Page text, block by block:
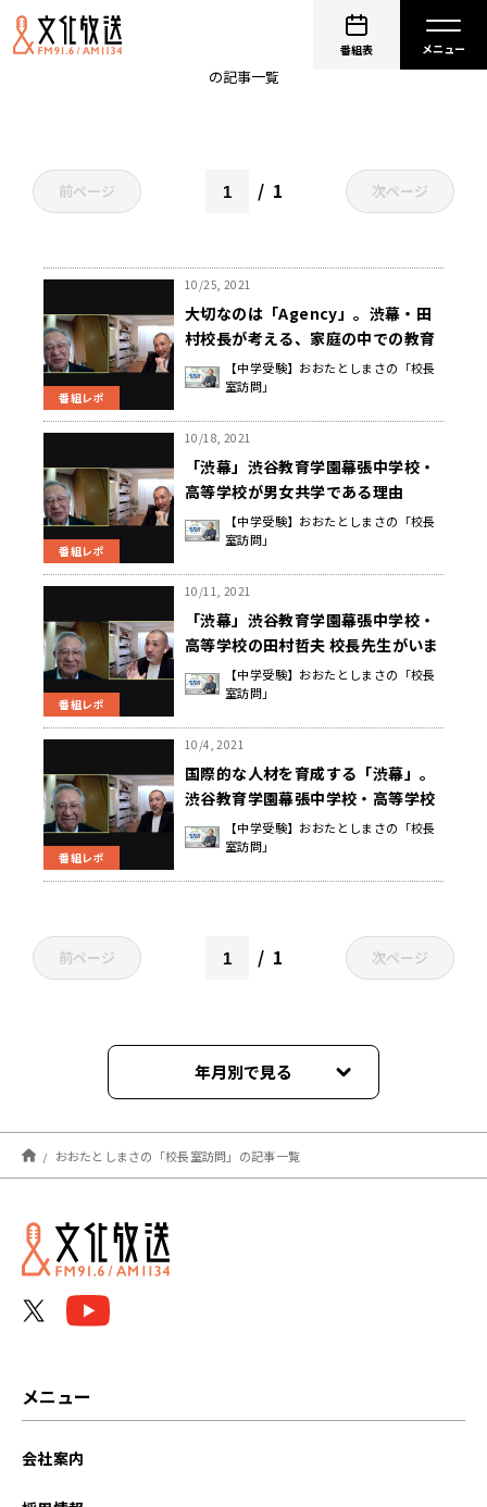
番組表
おおたとしまさの「校長室訪問」
の記事一覧
前ページ 1 次ページ
番組レポ
10/25, 2021
大切なのは「Agency」。渋幕・田
村校長が考える、家庭の中での教育
の在り方とは。
【中学受験】おおたとしまさの「校長
室訪問」
番組レポ
10/18, 2021
「渋幕」渋谷教育学園幕張中学校・
高等学校が男女共学である理由
【中学受験】おおたとしまさの「校長
室訪問」
番組レポ
10/11, 2021
「渋幕」渋谷教育学園幕張中学校・
高等学校の田村哲夫 校長先生がいま
振り返る、創立への想い。
【中学受験】おおたとしまさの「校長
室訪問」
番組レポ
10/4, 2021
国際的な人材を育成する「渋幕」。
渋谷教育学園幕張中学校・高等学校
の生徒の実績はコロナ禍もスゴい。
【中学受験】おおたとしまさの「校長
室訪問」
前ページ 1 次ページ
年月別で見る
2026年08月
2026年07月
2026年06月
おおたとしまさの「校長室訪問」の記事一覧
メニュー
会社案内